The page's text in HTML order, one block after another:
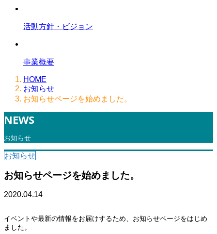
活動方針・ビジョン
事業概要
HOME
お知らせ
お知らせページを始めました。
NEWS
お知らせ
お知らせ
お知らせページを始めました。
2020.04.14
イベントや最新の情報をお届けするため、お知らせページをはじめ
ました。